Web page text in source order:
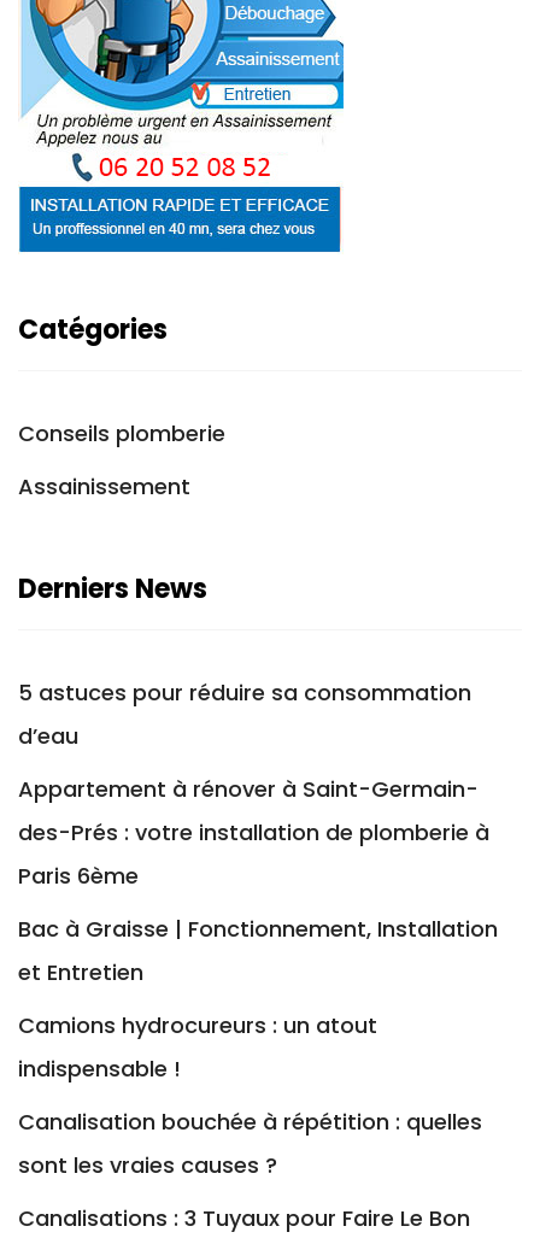
Catégories
Conseils plomberie
Assainissement
Derniers News
5 astuces pour réduire sa consommation
d’eau
Appartement à rénover à Saint-Germain-
des-Prés : votre installation de plomberie à
Paris 6ème
Bac à Graisse | Fonctionnement, Installation
et Entretien
Camions hydrocureurs : un atout
indispensable !
Canalisation bouchée à répétition : quelles
sont les vraies causes ?
Canalisations : 3 Tuyaux pour Faire Le Bon